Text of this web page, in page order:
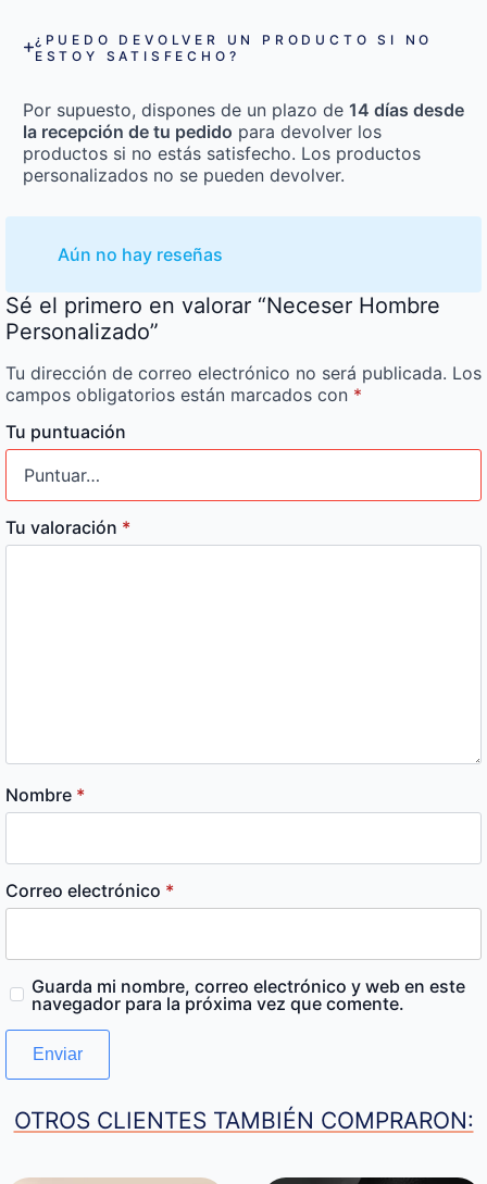
¿PUEDO DEVOLVER UN PRODUCTO SI NO
ESTOY SATISFECHO?
Por supuesto, dispones de un plazo de 14 días desde
la recepción de tu pedido para devolver los
productos si no estás satisfecho. Los productos
personalizados no se pueden devolver.
Aún no hay reseñas
Sé el primero en valorar “Neceser Hombre
Personalizado”
Tu dirección de correo electrónico no será publicada. Los
campos obligatorios están marcados con *
Tu puntuación
Tu valoración *
Nombre *
Correo electrónico *
Guarda mi nombre, correo electrónico y web en este
navegador para la próxima vez que comente.
OTROS CLIENTES TAMBIÉN COMPRARON: